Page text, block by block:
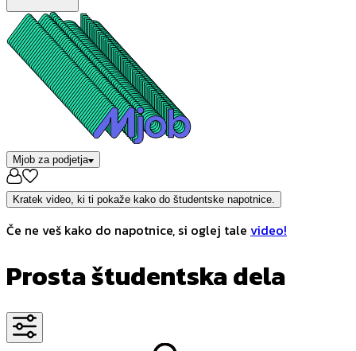
Mjob za podjetja
Kratek video, ki ti pokaže kako do študentske napotnice.
Če ne veš kako do napotnice, si oglej tale video!
Prosta študentska dela